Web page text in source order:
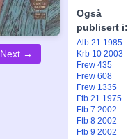
Next →
Også
publisert i:
Alb 21 1985
Krb 10 2003
Frew 435
Frew 608
Frew 1335
Ftb 21 1975
Ftb 7 2002
Ftb 8 2002
Ftb 9 2002